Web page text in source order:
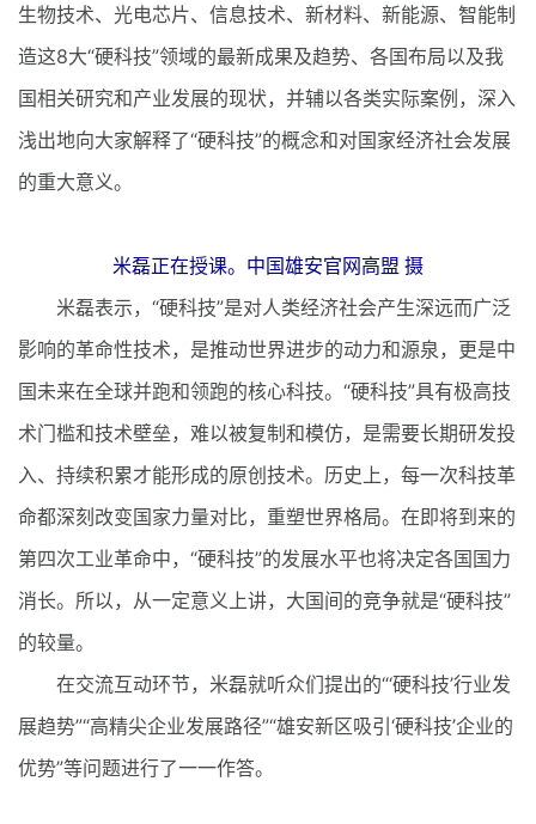
生物技术、光电芯片、信息技术、新材料、新能源、智能制
造这8大“硬科技”领域的最新成果及趋势、各国布局以及我
国相关研究和产业发展的现状，并辅以各类实际案例，深入
浅出地向大家解释了“硬科技”的概念和对国家经济社会发展
的重大意义。
米磊正在授课。中国雄安官网高盟 摄
米磊表示，“硬科技”是对人类经济社会产生深远而广泛
影响的革命性技术，是推动世界进步的动力和源泉，更是中
国未来在全球并跑和领跑的核心科技。“硬科技”具有极高技
术门槛和技术壁垒，难以被复制和模仿，是需要长期研发投
入、持续积累才能形成的原创技术。历史上，每一次科技革
命都深刻改变国家力量对比，重塑世界格局。在即将到来的
第四次工业革命中，“硬科技”的发展水平也将决定各国国力
消长。所以，从一定意义上讲，大国间的竞争就是“硬科技”
的较量。
在交流互动环节，米磊就听众们提出的“‘硬科技’行业发
展趋势”“高精尖企业发展路径”“雄安新区吸引‘硬科技’企业的
优势”等问题进行了一一作答。